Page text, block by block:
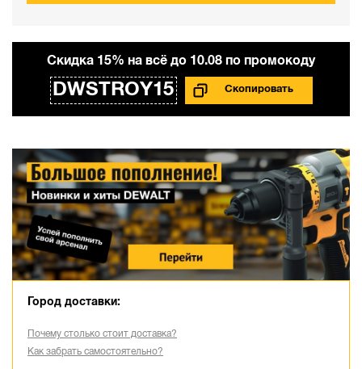
Cкидка 15% на всё до 10.08 по промокоду
DWSTROY15
Город доставки:
Почему столько стоит доставка?
Как забрать самостоятельно?